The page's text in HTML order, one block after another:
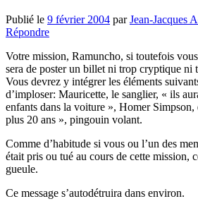
Publié le 9 février 2004 parJean-Jacques
Répondre
Votre mission, Ramuncho, si toutefois
sera de poster un billet ni trop cryptique ni
Vous devrez y intégrer les éléments
d’imploser: Mauricette, le sanglier, « ils
enfants dans la voiture », Homer Simpson,
plus 20 ans », pingouin volant.
Comme d’habitude si vous ou l’un des
était pris ou tué au cours de cette mission,
gueule.
Ce message s’autodétruira dans environ.